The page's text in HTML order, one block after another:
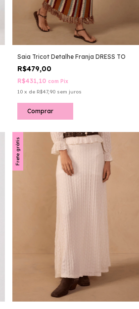
Saia Tricot Detalhe Franja DRESS TO
R$479,00
R$431,10 com Pix
10 x de R$47,90 sem juros
Comprar
Frete grátis